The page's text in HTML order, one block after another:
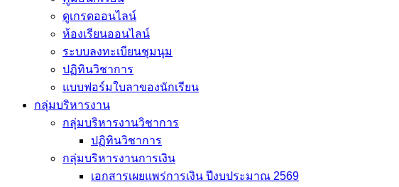
ดูเกรดออนไลน์
ห้องเรียนออนไลน์
ระบบลงทะเบียนชุมนุม
ปฏิทินวิชาการ
แบบฟอร์มใบลาของนักเรียน
กลุ่มบริหารงาน
กลุ่มบริหารงานวิชาการ
ปฏิทินวิชาการ
กลุ่มบริหารงานการเงิน
เอกสารเผยแพร่การเงิน ปีงบประมาณ 2569